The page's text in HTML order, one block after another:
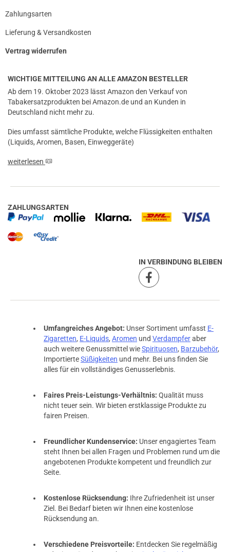
Zahlungsarten
Lieferung & Versandkosten
Vertrag widerrufen
WICHTIGE MITTEILUNG AN ALLE AMAZON BESTELLER
Ab dem 19. Oktober 2023 lässt Amazon den Verkauf von
Tabakersatzprodukten bei Amazon.de und an Kunden in
Deutschland nicht mehr zu.
Dies umfasst sämtliche Produkte, welche Flüssigkeiten enthalten
(Liquids, Aromen, Basen, Einweggeräte)
weiterlesen
ZAHLUNGSARTEN
IN VERBINDUNG BLEIBEN
Umfangreiches Angebot: Unser Sortiment umfasst E-
Zigaretten, E-Liquids, Aromen und Verdampferaber
auch weitere Genussmittel wieSpirituosen, Barzubehör,
ImportierteSüßigkeiten und mehr. Bei uns finden Sie
alles für ein vollständiges Genusserlebnis.
Faires Preis-Leistungs-Verhältnis: Qualität muss
nicht teuer sein. Wir bieten erstklassige Produkte zu
fairen Preisen.
Freundlicher Kundenservice: Unser engagiertes Team
steht Ihnen bei allen Fragen und Problemen rund um die
angebotenen Produkte kompetent und freundlich zur
Seite.
Kostenlose Rücksendung: Ihre Zufriedenheit ist unser
Ziel. Bei Bedarf bieten wir Ihnen eine kostenlose
Rücksendung an.
Verschiedene Preisvorteile: Entdecken Sie regelmäßig